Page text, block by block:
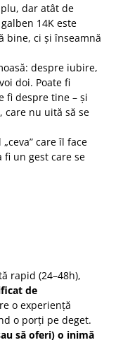
dar atât de
14K este
bine, ci și înseamnă
despre iubire,
doi. Poate fi
fi despre tine – și
care nu uită să se
care îl face
un gest care se
rapid (24–48h),
de
o experiență
o porți pe deget.
să oferi) o inimă